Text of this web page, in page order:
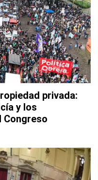
privada:
y los